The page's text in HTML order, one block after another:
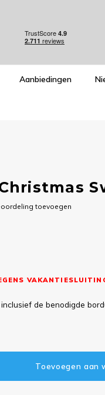
Aanbiedingen
toevoegen
de benodigde
Toevoegen aan